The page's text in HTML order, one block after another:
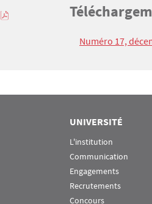
Bloc(s) libre(s)
Titre
Texte
Numéro 17,
UNIVERSITÉ
L'institution
Communication
Engagements
Recrutements
Concours